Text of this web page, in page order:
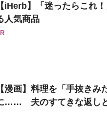
【iHerb】「迷ったらこれ
人気商品
【漫画】料理を「手抜き
…… 夫のすてきな返し